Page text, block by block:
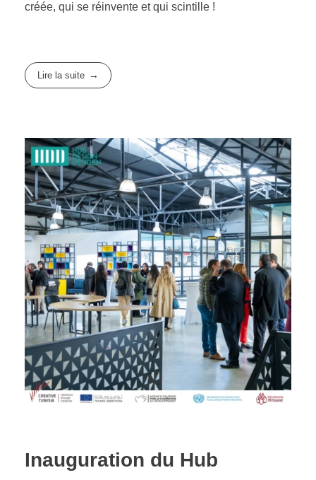
créée, qui se réinvente et qui scintille !
Lire la suite
Inauguration du Hub